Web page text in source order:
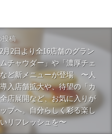
投稿
2月2日より全16店舗のグラン
チャウダー」や「濃厚チェ
ど新メニューが登場 〜人
入店舗拡大や、待望の「カ
店展開など、お気に入りが
プへ。自分らしく彩る楽し
リフレッシュを〜